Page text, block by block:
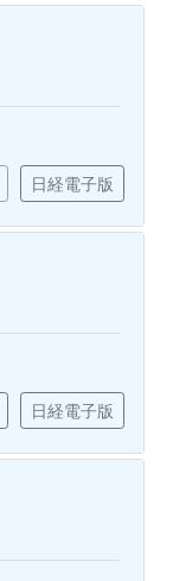
日経電子版
日経電子版